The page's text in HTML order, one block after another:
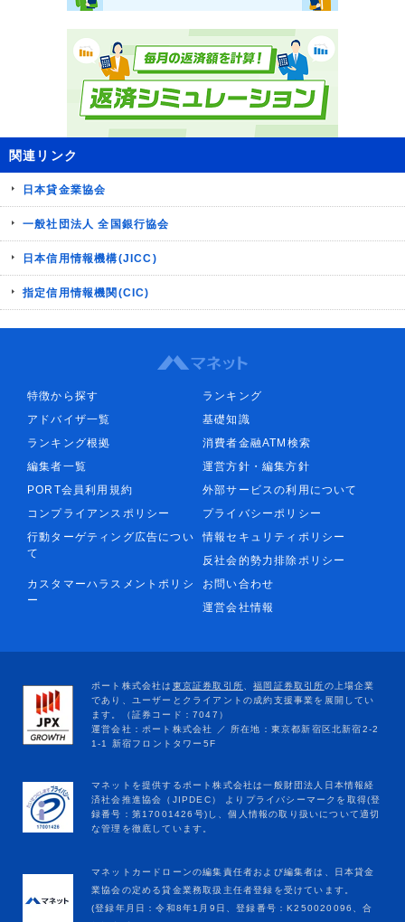
関連リンク
日本貸金業協会
一般社団法人 全国銀行協会
日本信用情報機構(JICC)
指定信用情報機関(CIC)
特徴から探す
ランキング
アドバイザ一覧
基礎知識
ランキング根拠
消費者金融ATM検索
編集者一覧
運営方針・編集方針
PORT会員利用規約
外部サービスの利用について
コンプライアンスポリシー
プライバシーポリシー
行動ターゲティング広告につい
て
情報セキュリティポリシー
反社会的勢力排除ポリシー
カスタマーハラスメントポリシ
ー
お問い合わせ
運営会社情報
マネットカードローンの編集責任者および編集者は、日本貸金
業協会の定める貸金業務取扱主任者登録を受けています。
(登録年月日：令和8年1月9日、登録番号：K250020096、合